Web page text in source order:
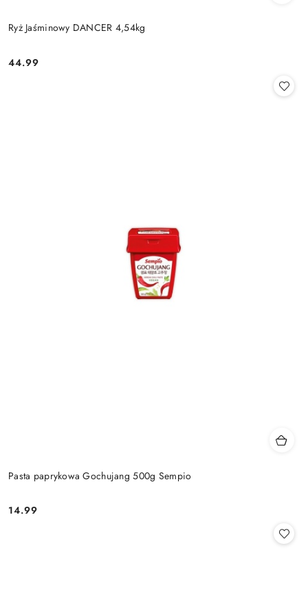
Ryż Jaśminowy DANCER 4,54kg
Cena:
44.99
Pasta paprykowa Gochujang 500g Sempio
Cena:
14.99